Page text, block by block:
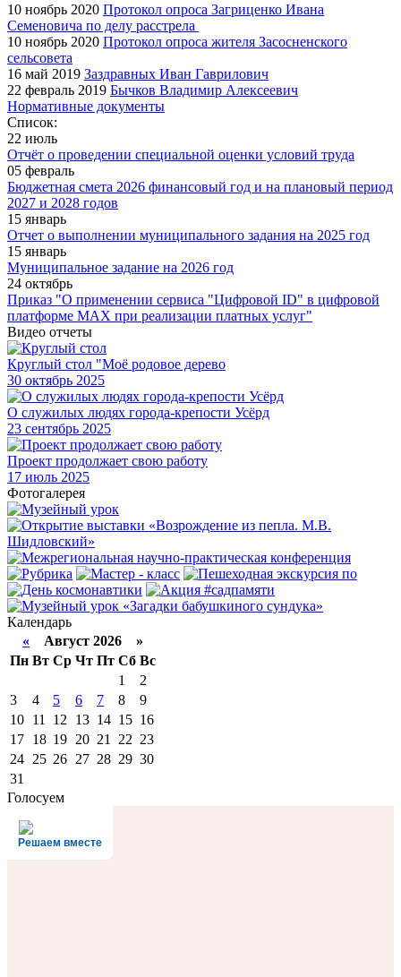
10 ноябрь 2020 Протокол опроса Загриценко Ивана
Семеновича по делу расстрела
10 ноябрь 2020 Протокол опроса жителя Засосненского
сельсовета
16 май 2019 Заздравных Иван Гаврилович
22 февраль 2019 Бычков Владимир Алексеевич
Нормативные документы
Список:
22 июль
Отчёт о проведении специальной оценки условий труда
05 февраль
Бюджетная смета 2026 финансовый год и на плановый период
2027 и 2028 годов
15 январь
Отчет о выполнении муниципального задания на 2025 год
15 январь
Муниципальное задание на 2026 год
24 октябрь
Приказ "О применении сервиса "Цифровой ID" в цифровой
платформе МАХ при реализации платных услуг"
Видео отчеты
Круглый стол "Моё родовое дерево
30 октябрь 2025
О служилых людях города-крепости Усёрд
23 сентябрь 2025
Проект продолжает свою работу
17 июль 2025
Фотогалерея
Календарь
« Август 2026 »
Пн Вт Ср Чт Пт Сб Вс
1
2
3
4 5 6 7 8
9
10 11 12 13 14 15 16
17 18 19 20 21 22 23
24 25 26 27 28 29 30
31
Голосуем
Решаем вместе